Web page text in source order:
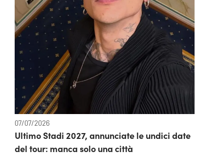
07/07/2026
Ultimo Stadi 2027, annunciate le undici date
del tour: manca solo una città